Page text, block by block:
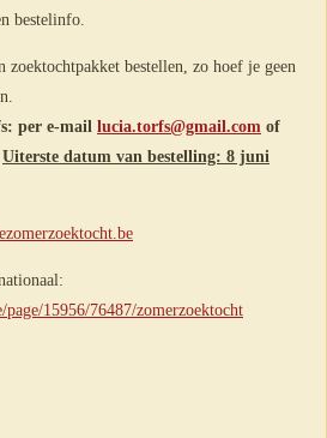
bestelinfo.
zoektochtpakket bestellen, zo hoef je geen
per e-mail lucia.torfs@gmail.com of
Uiterste datum van bestelling: 8 juni
15956/76487/zomerzoektocht